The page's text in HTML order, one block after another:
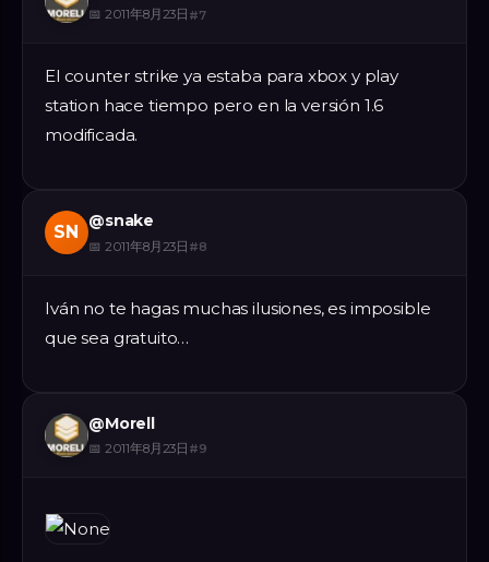
📅 2011年8月23日 #7
El counter strike ya estaba para xbox y play
station hace tiempo pero en la versión 1.6
modificada.
SN
@snake
📅 2011年8月23日 #8
Iván no te hagas muchas ilusiones, es imposible
que sea gratuito…
@Morell
📅 2011年8月23日 #9